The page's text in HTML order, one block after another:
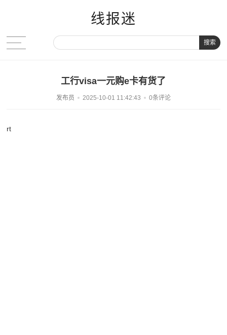
线报迷
搜索
工行visa一元购e卡有货了
发布员 2025-10-01 11:42:43 0条评论
rt